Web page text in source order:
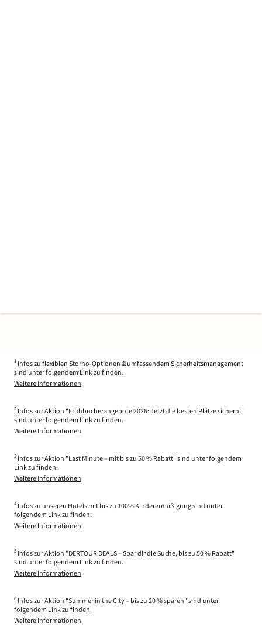
1 Infos zu flexiblen Storno-Optionen & umfassendem Sicherheitsmanagement
sind unter folgendem Link zu finden.
Weitere Informationen
2 Infos zur Aktion "Frühbucherangebote 2026: Jetzt die besten Plätze sichern!"
sind unter folgendem Link zu finden.
Weitere Informationen
3 Infos zur Aktion "Last Minute – mit bis zu 50 % Rabatt" sind unter folgendem
Link zu finden.
Weitere Informationen
4 Infos zu unseren Hotels mit bis zu 100% Kinderermäßigung sind unter
folgendem Link zu finden.
Weitere Informationen
5 Infos zur Aktion "DERTOUR DEALS – Spar dir die Suche, bis zu 50 % Rabatt"
sind unter folgendem Link zu finden.
Weitere Informationen
6 Infos zur Aktion "Summer in the City – bis zu 20 % sparen" sind unter
folgendem Link zu finden.
Weitere Informationen